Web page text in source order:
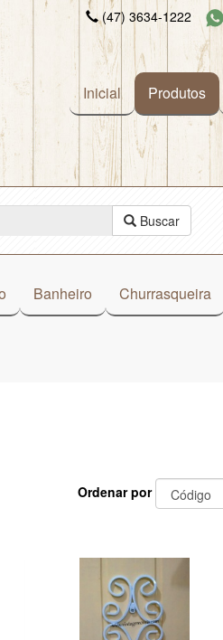
(47) 3634-1222
Inicial Produtos
Buscar
Banheiro Churrasqueira
Ordenar por